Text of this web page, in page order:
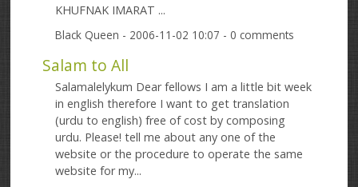
KHUFNAK IMARAT ...
Black Queen - 2006-11-02 10:07 - 0 comments
Salam to All
Salamalelykum Dear fellows I am a little bit week
in english therefore I want to get translation
(urdu to english) free of cost by composing
urdu. Please! tell me about any one of the
website or the procedure to operate the same
website for my...